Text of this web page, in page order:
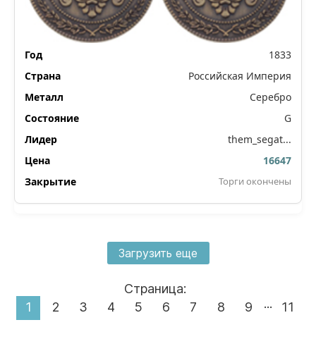
1833
Российская Империя
Серебро
G
them_segat...
16647
Торги окончены
Загрузить еще
Страница:
1
2 3 4 5 6 7 8 9 ... 11